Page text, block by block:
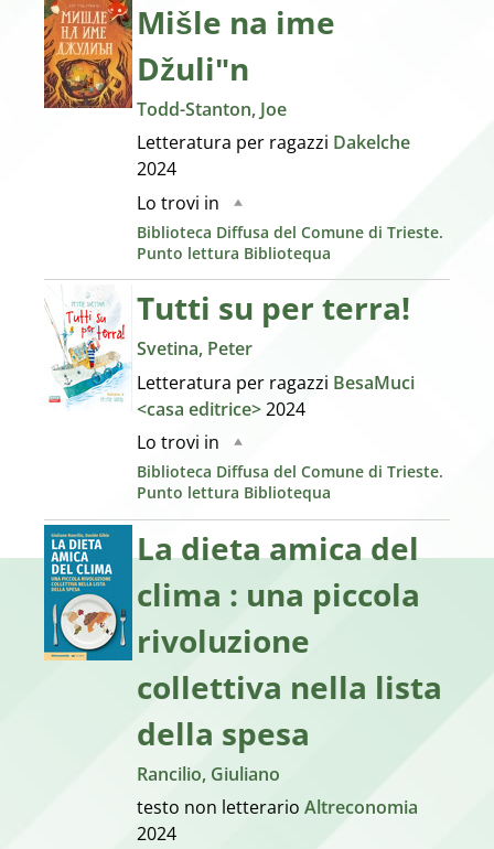
Mišle na ime
Džuliʺn
Todd-Stanton, Joe
Letteratura per ragazzi Dakelche
2024
Lo trovi in
Biblioteca Diffusa del Comune di Trieste.
Punto lettura Bibliotequa
Tutti su per terra!
Svetina, Peter
Letteratura per ragazzi BesaMuci
<casa editrice>2024
Lo trovi in
Biblioteca Diffusa del Comune di Trieste.
Punto lettura Bibliotequa
La dieta amica del
clima : una piccola
rivoluzione
collettiva nella lista
della spesa
Rancilio, Giuliano
testo non letterarioAltreconomia
2024